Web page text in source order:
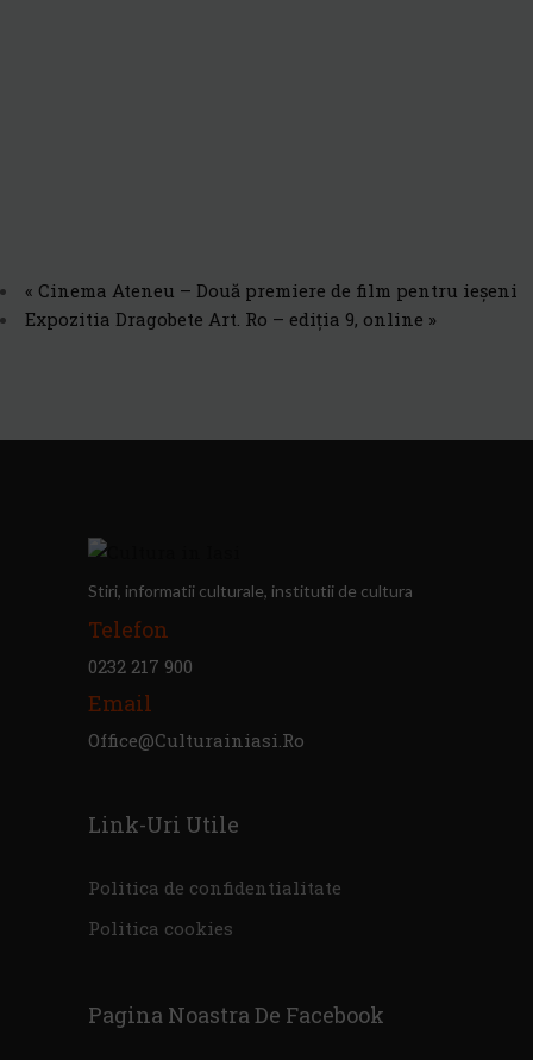
« Cinema Ateneu – Două premiere de film pentru ieșeni
Expozitia Dragobete Art. Ro – ediția 9, online »
Stiri, informatii culturale, institutii de cultura
Telefon
0232 217 900
Email
Office@culturainiasi.ro
Link-Uri Utile
Politica de confidentialitate
Politica cookies
Pagina Noastra De Facebook